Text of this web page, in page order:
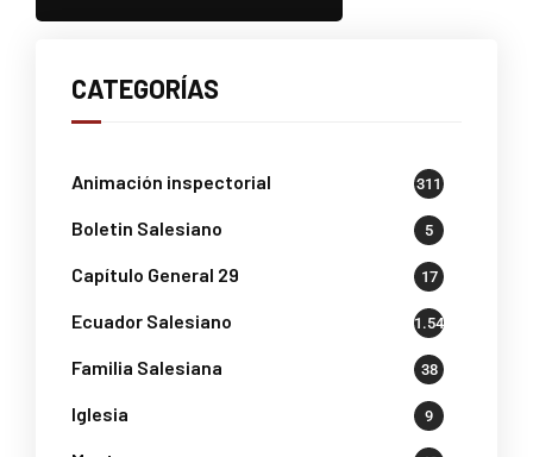
CATEGORÍAS
Animación inspectorial 311
Boletin Salesiano 5
Capítulo General 29 17
Ecuador Salesiano 1.541
Familia Salesiana 38
Iglesia 9